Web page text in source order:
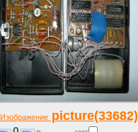
Изображениеpicture(33682)